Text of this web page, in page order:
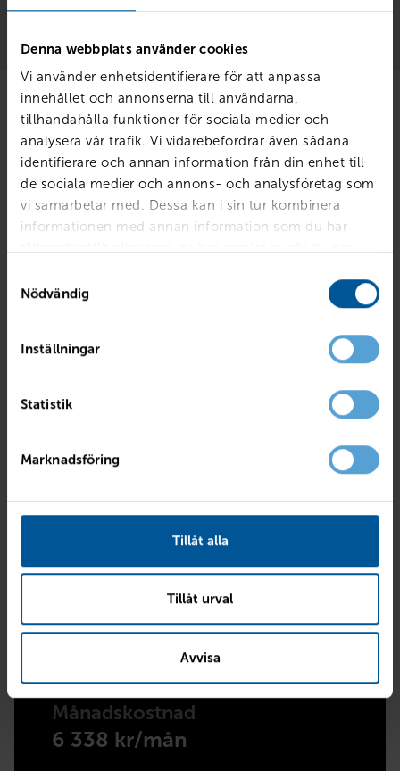
Denna webbplats använder cookies
Vi använder enhetsidentifierare för att anpassa
innehållet och annonserna till användarna,
tillhandahålla funktioner för sociala medier och
analysera vår trafik. Vi vidarebefordrar även sådana
identifierare och annan information från din enhet till
de sociala medier och annons- och analysföretag som
vi samarbetar med. Dessa kan i sin tur kombinera
informationen med annan information som du har
tillhandahållit eller som de har samlat in när du har
Nödvändig
Inställningar
Statistik
Marknadsföring
Tillåt alla
Tillåt urval
Avvisa
Finansiering
Billån Ägandekostnad
kr
Avbetalningstid
Sammanfattning
Avbetalningstid
36 mån
Restskuld 50%
254 950 kr
Månadskostnad
6 338 kr/mån